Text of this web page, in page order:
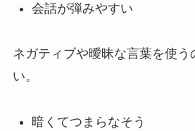
会話が弾みやすい
ネガティブや曖昧な言葉を使う
い。
暗くてつまらなそう